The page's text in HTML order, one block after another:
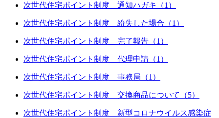
次世代住宅ポイント制度 通知ハガキ（1）
次世代住宅ポイント制度 紛失した場合（1）
次世代住宅ポイント制度 完了報告（1）
次世代住宅ポイント制度 代理申請（1）
次世代住宅ポイント制度 事務局（1）
次世代住宅ポイント制度 交換商品について（5）
次世代住宅ポイント制度 新型コロナウイルス感染症